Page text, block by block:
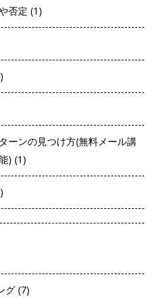
否定 (1)
ーンの見つけ方(無料メール講
) (1)
グ (7)